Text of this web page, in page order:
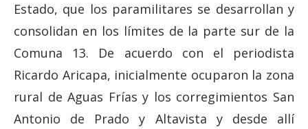
Estado, que los paramilitares se desarrollan y
consolidan en los límites de la parte sur de la
Comuna 13. De acuerdo con el periodista
Ricardo Aricapa, inicialmente ocuparon la zona
rural de Aguas Frías y los corregimientos San
Antonio de Prado y Altavista y desde allí